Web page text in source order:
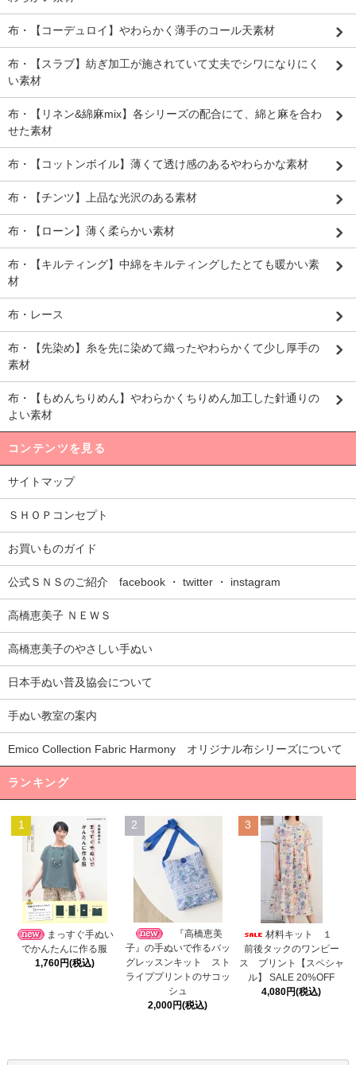
布・【コーデュロイ】やわらかく薄手のコール天素材
布・【スラブ】紡ぎ加工が施されていて丈夫でシワになりにく
い素材
布・【リネン&綿麻mix】各シリーズの配合にて、綿と麻を合わ
せた素材
布・【コットンボイル】薄くて透け感のあるやわらかな素材
布・【チンツ】上品な光沢のある素材
布・【ローン】薄く柔らかい素材
布・【キルティング】中綿をキルティングしたとても暖かい素
材
布・レース
布・【先染め】糸を先に染めて織ったやわらかくて少し厚手の
素材
布・【もめんちりめん】やわらかくちりめん加工した針通りの
よい素材
コンテンツを見る
サイトマップ
ＳＨＯＰコンセプト
お買いものガイド
公式ＳＮＳのご紹介 facebook ・ twitter ・ instagram
高橋恵美子 ＮＥＷＳ
高橋恵美子のやさしい手ぬい
日本手ぬい普及協会について
手ぬい教室の案内
Emico Collection Fabric Harmony オリジナル布シリーズについて
ランキング
1
まっすぐ手ぬい
でかんたんに作る服
1,760円(税込)
2
『高橋恵美
子』の手ぬいで作るバッ
グレッスンキット スト
ライププリントのサコッ
シュ
2,000円(税込)
3
材料キット １
前後タックのワンピー
ス プリント【スペシャ
ル】 SALE 20%OFF
4,080円(税込)